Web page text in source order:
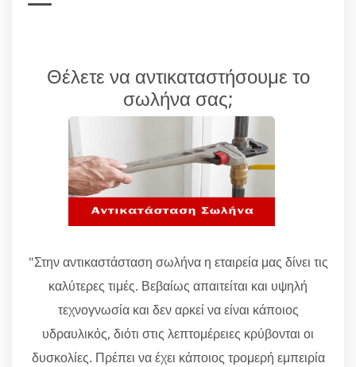
Θέλετε να αντικαταστήσουμε το
σωλήνα σας;
"Στην αντικαστάσταση σωλήνα η εταιρεία μας δίνει τις
καλύτερες τιμές. Βεβαίως απαιτείται και υψηλή
τεχνογνωσία και δεν αρκεί να είναι κάποιος
υδραυλικός, διότι στις λεπτομέρειες κρύβονται οι
δυσκολίες. Πρέπει να έχει κάποιος τρομερή εμπειρία